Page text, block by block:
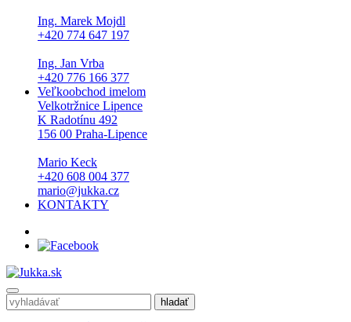
Ing. Marek Mojdl
+420 774 647 197
Ing. Jan Vrba
+420 776 166 377
Veľkoobchod imelom
Velkotržnice Lipence
K Radotínu 492
156 00 Praha-Lipence
Mario Keck
+420 608 004 377
mario@jukka.cz
KONTAKTY